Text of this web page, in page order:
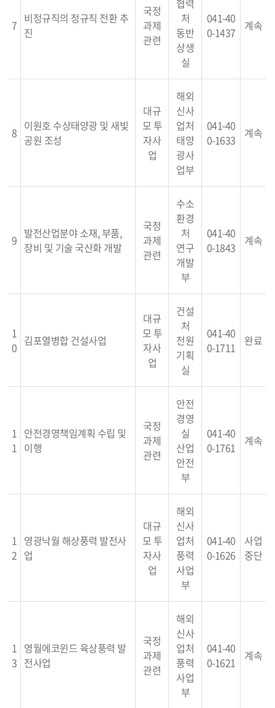
7 비정규직의 정규직 전환 추
진
국정
과제
관련
협력
처
동반
상생
실
041-40
0-1437
계속
8 이원호 수상태양광 및 새빛
공원 조성
대규
모 투
자사
업
해외
신사
업처
태양
광사
업부
041-40
0-1633
계속
9 발전산업분야 소재, 부품,
장비 및 기술 국산화 개발
국정
과제
관련
수소
환경
처
연구
개발
부
041-40
0-1843
계속
1
0 김포열병합 건설사업
대규
모 투
자사
업
건설
처
전원
기획
실
041-40
0-1711
완료
1
1
안전경영책임계획 수립 및
이행
국정
과제
관련
안전
경영
실
산업
안전
부
041-40
0-1761
계속
1
2
영광낙월 해상풍력 발전사
업
대규
모 투
자사
업
해외
신사
업처
풍력
사업
부
041-40
0-1626
사업
중단
1
3
영월에코윈드 육상풍력 발
전사업
국정
과제
관련
해외
신사
업처
풍력
사업
부
041-40
0-1621
계속